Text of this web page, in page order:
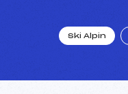
Ski Alpin